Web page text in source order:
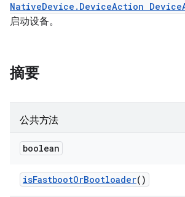
NativeDevice.DeviceAction
启动设备。
摘要
公共方法
boolean
isFastbootOrBootloader()